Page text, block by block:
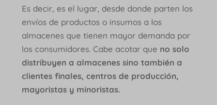
Es decir, es el lugar, desde donde parten los
envíos de productos o insumos a los
almacenes que tienen mayor demanda por
los consumidores. Cabe acotar que no solo
distribuyen a almacenes sino también a
clientes finales, centros de producción,
mayoristas y minoristas.